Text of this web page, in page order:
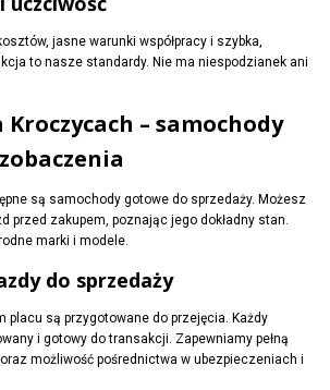
jasne warunki współpracy i szybka,
to nasze standardy. Nie ma niespodzianek ani
– samochody
są samochody gotowe do sprzedaży. Możesz
przed zakupem, poznając jego dokładny stan.
marki i modele.
do sprzedaży
placu są przygotowane do przejęcia. Każdy
i gotowy do transakcji. Zapewniamy pełną
możliwość pośrednictwa w ubezpieczeniach i